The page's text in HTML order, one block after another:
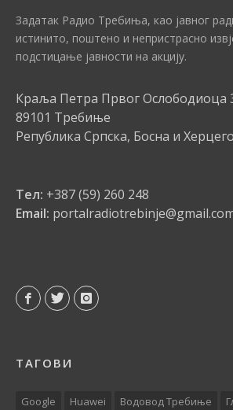
Задатак Радио Требиња, као јавног
истинито, поштено и непристрасно
подстицање јавности на акцију.
Краља Петра Првог Ослободиоца
89101 Требиње
Република Српска, Босна и
Тел: +387 (59) 260 248
Email:
ТАГОВИ
Google Huawei Водовод Требиње